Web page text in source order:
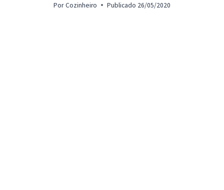
Por Cozinheiro Publicado 26/05/2020